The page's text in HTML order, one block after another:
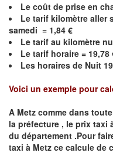
Le coût de prise en
Le tarif kilomètre aller
samedi = 1,84 €
Le tarif au kilomètre
Le tarif horaire = 19,78
Les horaires de Nuit
Voici un exemple pour
A Metz comme dans
la préfecture , le prix taxi
du département .Pour
taxi à Metz ce calcule de